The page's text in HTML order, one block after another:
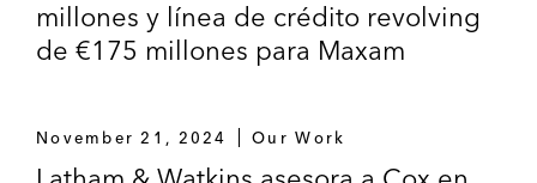
millones y línea de crédito revolving
de €175 millones para Maxam
November 21, 2024 Our Work